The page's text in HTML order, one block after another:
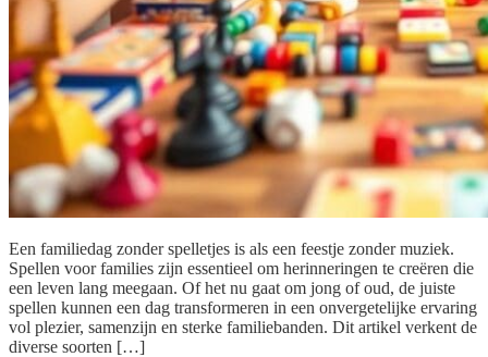
Een familiedag zonder spelletjes is als een feestje zonder muziek.
Spellen voor families zijn essentieel om herinneringen te creëren die
een leven lang meegaan. Of het nu gaat om jong of oud, de juiste
spellen kunnen een dag transformeren in een onvergetelijke ervaring
vol plezier, samenzijn en sterke familiebanden. Dit artikel verkent de
diverse soorten […]